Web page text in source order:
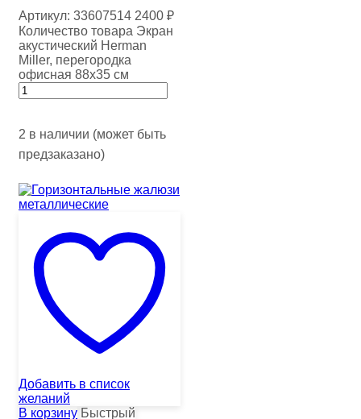
Артикул: 33607514 2400 ₽
Количество товара Экран
акустический Herman
Miller, перегородка
офисная 88х35 см
2 в наличии (может быть
предзаказано)
Добавить в список
желаний
В корзину Быстрый